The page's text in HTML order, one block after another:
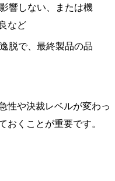
響しない、または機
など
脱で、最終製品の品
性や決裁レベルが変わっ
おくことが重要です。